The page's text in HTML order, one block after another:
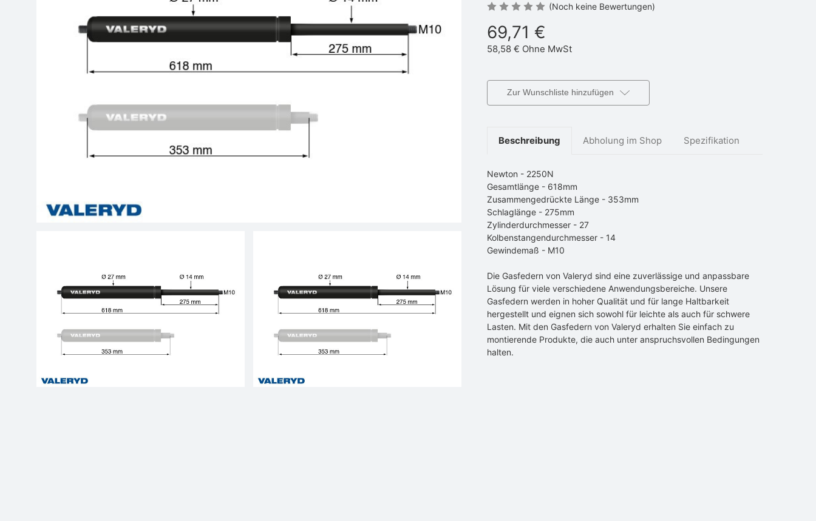
(Noch keine Bewertungen)
69,71 €
58,58 € Ohne MwSt
Zur Wunschliste hinzufügen
Beschreibung Abholung im Shop Spezifikation
Newton - 2250N
Gesamtlänge - 618mm
Zusammengedrückte Länge - 353mm
Schlaglänge - 275mm
Zylinderdurchmesser - 27
Kolbenstangendurchmesser - 14
Gewindemaß - M10
Die Gasfedern von Valeryd sind eine zuverlässige und anpassbare
Lösung für viele verschiedene Anwendungsbereiche. Unsere
Gasfedern werden in hoher Qualität und für lange Haltbarkeit
hergestellt und eignen sich sowohl für leichte als auch für schwere
Lasten. Mit den Gasfedern von Valeryd erhalten Sie einfach zu
montierende Produkte, die auch unter anspruchsvollen Bedingungen
halten.